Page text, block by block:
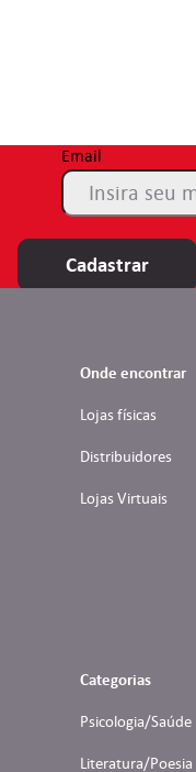
Email
Cadastrar
Onde encontrar
Lojas físicas
Distribuidores
Lojas Virtuais
Categorias
Psicologia/Saúde
Literatura/Poesia